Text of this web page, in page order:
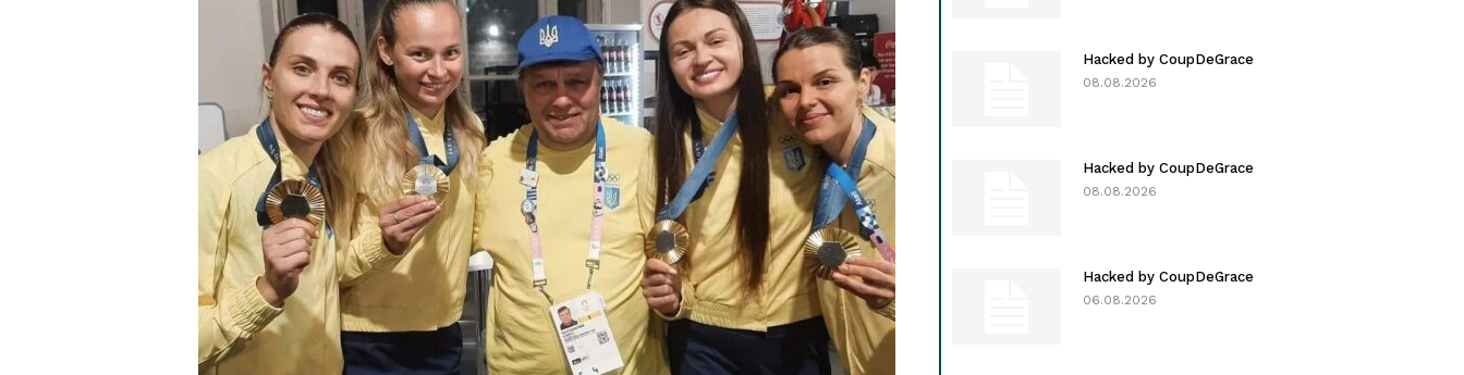
Hacked by CoupDeGrace
08.08.2026
Hacked by CoupDeGrace
08.08.2026
Hacked by CoupDeGrace
06.08.2026